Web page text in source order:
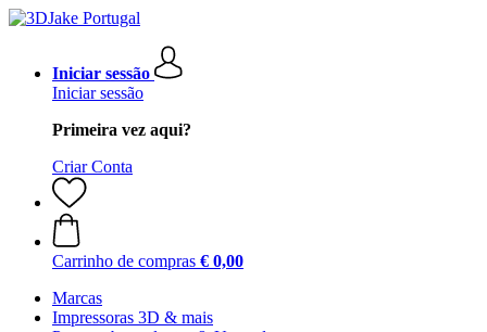
Iniciar sessão
Iniciar sessão
Primeira vez aqui?
Criar Conta
Carrinho de compras € 0,00
Marcas
Impressoras 3D & mais